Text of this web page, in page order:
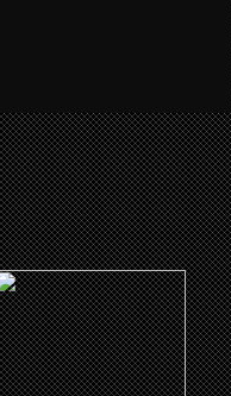
(1989)
Une Saison Blanche et
Seche